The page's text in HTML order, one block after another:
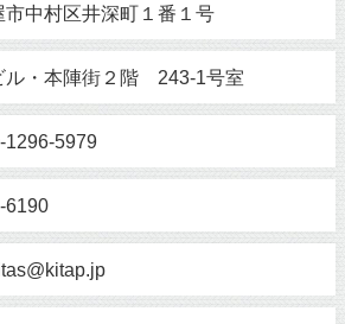
市中村区井深町１番１号
ル・本陣街２階 243-1号室
1296-5979
6190